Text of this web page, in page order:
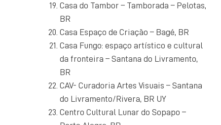
Casa do Tambor – Tamborada – Pelotas,
BR
Casa Espaço de Criação – Bagé, BR
Casa Fungo: espaço artístico e cultural
da fronteira – Santana do Livramento,
BR
CAV- Curadoria Artes Visuais – Santana
do Livramento/Rivera, BR UY
Centro Cultural Lunar do Sopapo –